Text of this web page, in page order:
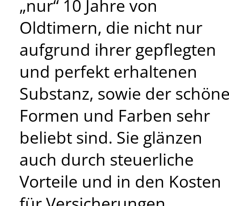
„nur“ 10 Jahre von
Oldtimern, die nicht nur
aufgrund ihrer gepflegten
und perfekt erhaltenen
Substanz, sowie der
Formen und Farben sehr
beliebt sind. Sie glänzen
auch durch steuerliche
Vorteile und in den Kosten